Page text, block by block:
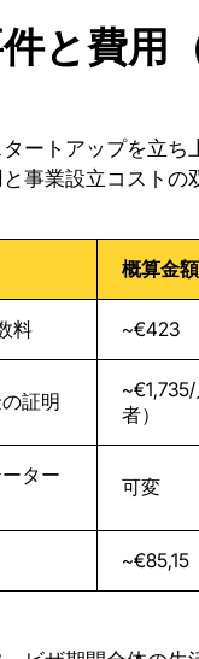
と費用
ートアップを立ち
事業設立コストの
概算金額
料 ~€423
証明
者）
ター
可変
~€85,15